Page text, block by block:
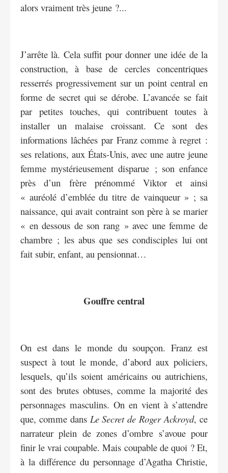
alors vraiment très jeune ?...
J’arrête là. Cela suffit pour donner une idée de la
construction, à base de cercles concentriques
resserrés progressivement sur un point central en
forme de secret qui se dérobe. L’avancée se fait
par petites touches, qui contribuent toutes à
installer un malaise croissant. Ce sont des
informations lâchées par Franz comme à regret :
ses relations, aux États-Unis, avec une autre jeune
femme mystérieusement disparue ; son enfance
près d’un frère prénommé Viktor et ainsi
« auréolé d’emblée du titre de vainqueur » ; sa
naissance, qui avait contraint son père à se marier
« en dessous de son rang » avec une femme de
chambre ; les abus que ses condisciples lui ont
fait subir, enfant, au pensionnat…
Gouffre central
On est dans le monde du soupçon. Franz est
suspect à tout le monde, d’abord aux policiers,
lesquels, qu’ils soient américains ou autrichiens,
sont des brutes obtuses, comme la majorité des
personnages masculins. On en vient à s’attendre
que, comme dans Le Secret de Roger Ackroyd, ce
narrateur plein de zones d’ombre s’avoue pour
finir le vrai coupable. Mais coupable de quoi ? Et,
à la différence du personnage d’Agatha Christie,